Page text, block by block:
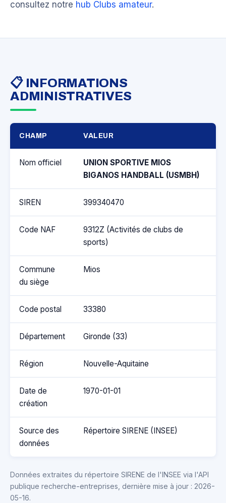
consultez notre hub Clubs amateur.
📋 INFORMATIONS
ADMINISTRATIVES
CHAMP VALEUR
Nom officiel
UNION SPORTIVE MIOS
BIGANOS HANDBALL (USMBH)
SIREN 399340470
Code NAF
9312Z (Activités de clubs de
sports)
Commune
du siège
Mios
Code postal 33380
Département Gironde (33)
Région Nouvelle-Aquitaine
Date de
création
1970-01-01
Source des
données
Répertoire SIRENE (INSEE)
Données extraites du répertoire SIRENE de l'INSEE via l'API
publique recherche-entreprises, dernière mise à jour : 2026-
05-16.